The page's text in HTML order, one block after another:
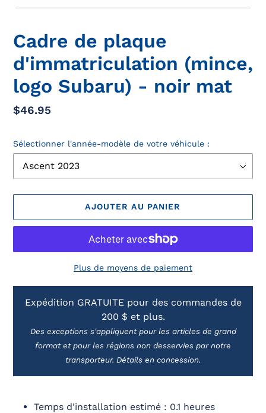
Cadre de plaque
d'immatriculation (mince,
logo Subaru) - noir mat
Prix
$46.95
Sélectionner l'année-modèle de votre véhicule :
AJOUTER AU PANIER
Plus de moyens de paiement
d'unExpédition GRATUITE pour des commandes de
200 $ et plus.
Des exceptions s'appliquent pour les articles de grand
format et pour les régions non desservies par notre
transporteur. Détails en concession.
Temps d'installation estimé : 0.1 heures